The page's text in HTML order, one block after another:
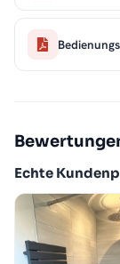
Echte